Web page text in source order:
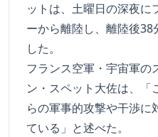
ットは、土曜日の深夜に
ーから離陸し、離陸後
した。
フランス空軍・宇宙軍の
ン・スペット大佐は、「
らの軍事的攻撃や干渉に
ている」と述べた。